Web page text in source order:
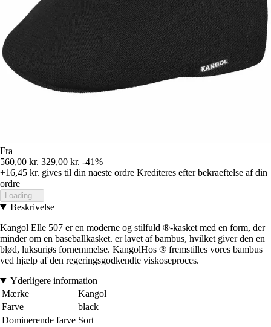
Fra
560,00 kr. 329,00 kr. -41%
+16,45 kr. gives til din naeste ordre Krediteres efter bekraeftelse af din
ordre
Loading...
Beskrivelse
Kangol Elle 507 er en moderne og stilfuld ®-kasket med en form, der
minder om en baseballkasket. er lavet af bambus, hvilket giver den en
blød, luksuriøs fornemmelse. KangolHos ® fremstilles vores bambus
ved hjælp af den regeringsgodkendte viskoseproces.
Yderligere information
Mærke
Kangol
Farve
black
Dominerende farve Sort